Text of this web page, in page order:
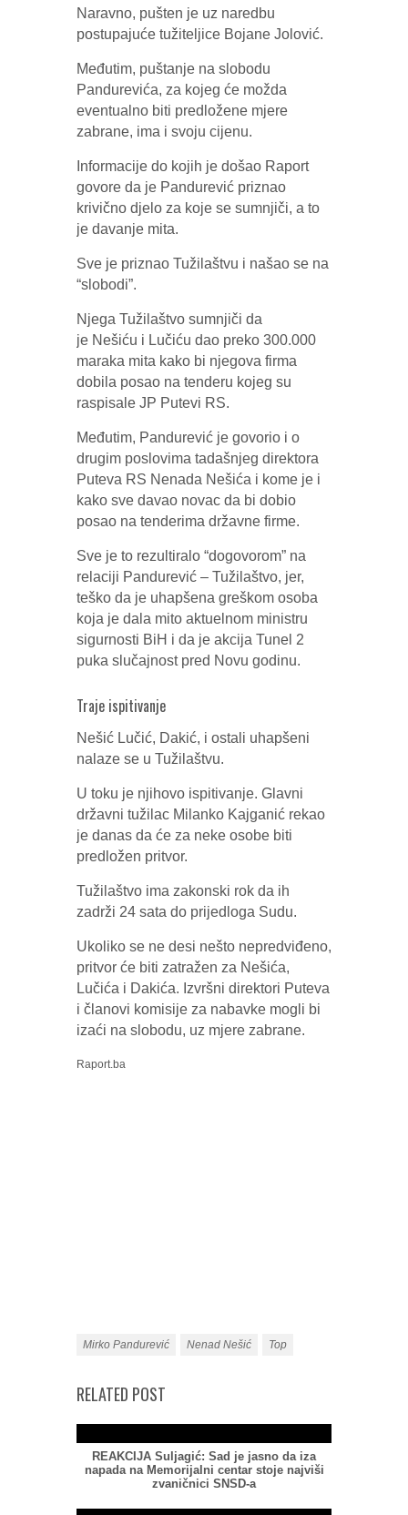
Naravno, pušten je uz naredbu
postupajuće tužiteljice Bojane Jolović.
Međutim, puštanje na slobodu
Pandurevića, za kojeg će možda
eventualno biti predložene mjere
zabrane, ima i svoju cijenu.
Informacije do kojih je došao Raport
govore da je Pandurević priznao
krivično djelo za koje se sumnjiči, a to
je davanje mita.
Sve je priznao Tužilaštvu i našao se na
“slobodi”.
Njega Tužilaštvo sumnjiči da
je Nešiću i Lučiću dao preko 300.000
maraka mita kako bi njegova firma
dobila posao na tenderu kojeg su
raspisale JP Putevi RS.
Međutim, Pandurević je govorio i o
drugim poslovima tadašnjeg direktora
Puteva RS Nenada Nešića i kome je i
kako sve davao novac da bi dobio
posao na tenderima državne firme.
Sve je to rezultiralo “dogovorom” na
relaciji Pandurević – Tužilaštvo, jer,
teško da je uhapšena greškom osoba
koja je dala mito aktuelnom ministru
sigurnosti BiH i da je akcija Tunel 2
puka slučajnost pred Novu godinu.
Traje ispitivanje
Nešić Lučić, Dakić, i ostali uhapšeni
nalaze se u Tužilaštvu.
U toku je njihovo ispitivanje. Glavni
državni tužilac Milanko Kajganić rekao
je danas da će za neke osobe biti
predložen pritvor.
Tužilaštvo ima zakonski rok da ih
zadrži 24 sata do prijedloga Sudu.
Ukoliko se ne desi nešto nepredviđeno,
pritvor će biti zatražen za Nešića,
Lučića i Dakića. Izvršni direktori Puteva
i članovi komisije za nabavke mogli bi
izaći na slobodu, uz mjere zabrane.
Raport.ba
Mirko Pandurević Nenad Nešić Top
RELATED POST
REAKCIJA Suljagić: Sad je jasno da iza
napada na Memorijalni centar stoje najviši
zvaničnici SNSD-a